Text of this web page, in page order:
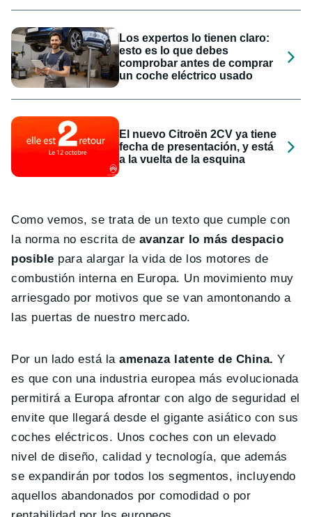
Los expertos lo tienen claro:
esto es lo que debes
comprobar antes de comprar
un coche eléctrico usado
El nuevo Citroën 2CV ya tiene
fecha de presentación, y está
a la vuelta de la esquina
Como vemos, se trata de un texto que cumple con
la norma no escrita de avanzar lo más despacio
posible para alargar la vida de los motores de
combustión interna en Europa. Un movimiento muy
arriesgado por motivos que se van amontonando a
las puertas de nuestro mercado.
Por un lado está laamenaza latente de China. Y
es que con una industria europea más evolucionada
permitirá a Europa afrontar con algo de seguridad el
envite que llegará desde el gigante asiático con sus
coches eléctricos. Unos coches con un elevado
nivel de diseño, calidad y tecnología, que además
se expandirán por todos los segmentos, incluyendo
aquellos abandonados por comodidad o por